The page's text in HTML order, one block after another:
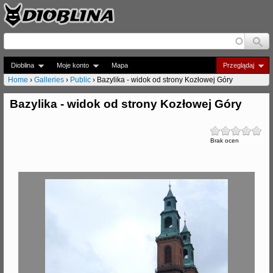
Jump to navigation
Dioblina Moje konto Przeglądaj
Mapa
J
Home › Galleries › Public › Bazylika - widok od strony Kozłowej Góry
Bazylika - widok od strony Kozłowej Góry
Brak ocen